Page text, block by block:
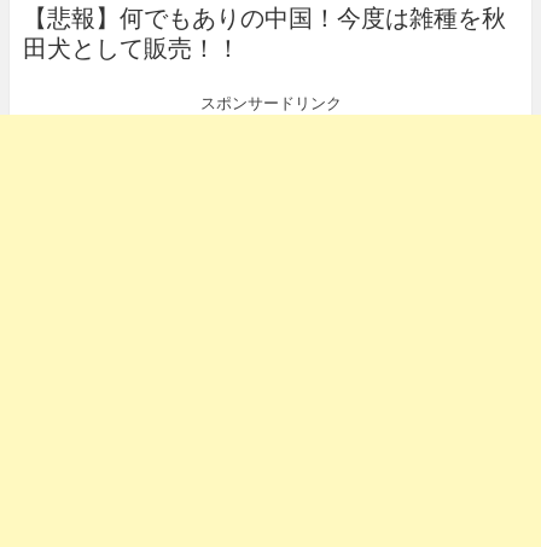
【悲報】何でもありの中国！今度は雑種を秋
田犬として販売！！
スポンサードリンク